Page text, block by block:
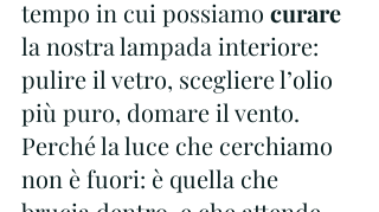
tempo in cui possiamo curare
la nostra lampada interiore:
pulire il vetro, scegliere l’olio
più puro, domare il vento.
Perché la luce che cerchiamo
non è fuori: è quella che